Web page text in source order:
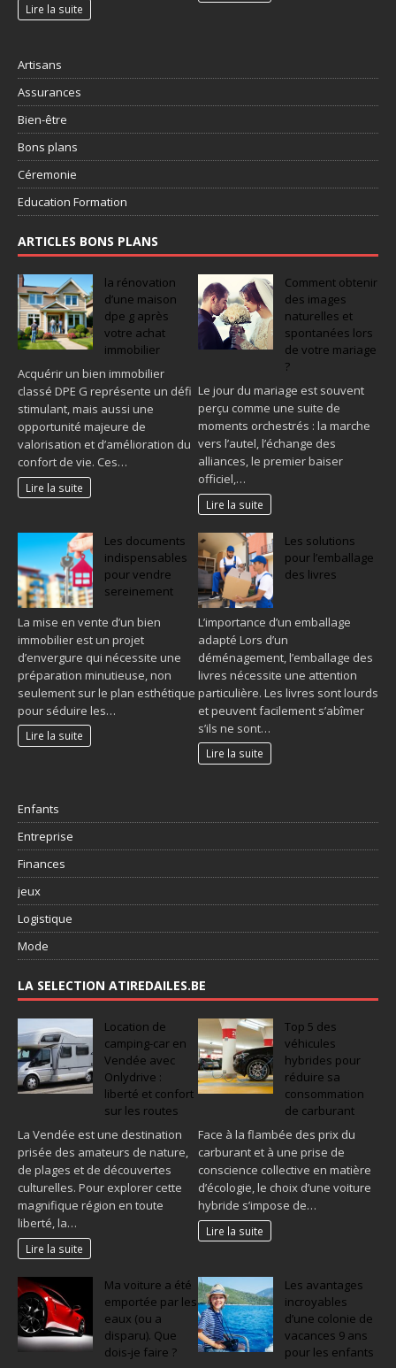
Lire la suite
Artisans
Assurances
Bien-être
Bons plans
Céremonie
Education Formation
ARTICLES BONS PLANS
la rénovation
d’une maison
dpe g après
votre achat
immobilier
Acquérir un bien immobilier
classé DPE G représente un défi
stimulant, mais aussi une
opportunité majeure de
valorisation et d’amélioration du
confort de vie. Ces…
Lire la suite
Comment obtenir
des images
naturelles et
spontanées lors
de votre mariage
?
Le jour du mariage est souvent
perçu comme une suite de
moments orchestrés : la marche
vers l’autel, l’échange des
alliances, le premier baiser
officiel,…
Lire la suite
Les documents
indispensables
pour vendre
sereinement
La mise en vente d’un bien
immobilier est un projet
d’envergure qui nécessite une
préparation minutieuse, non
seulement sur le plan esthétique
pour séduire les…
Lire la suite
Les solutions
pour l’emballage
des livres
L’importance d’un emballage
adapté Lors d’un
déménagement, l’emballage des
livres nécessite une attention
particulière. Les livres sont lourds
et peuvent facilement s’abîmer
s’ils ne sont…
Lire la suite
Enfants
Entreprise
Finances
jeux
Logistique
Mode
LA SELECTION ATIREDAILES.BE
Location de
camping-car en
Vendée avec
Onlydrive :
liberté et confort
sur les routes
La Vendée est une destination
prisée des amateurs de nature,
de plages et de découvertes
culturelles. Pour explorer cette
magnifique région en toute
liberté, la…
Lire la suite
Top 5 des
véhicules
hybrides pour
réduire sa
consommation
de carburant
Face à la flambée des prix du
carburant et à une prise de
conscience collective en matière
d’écologie, le choix d’une voiture
hybride s’impose de…
Lire la suite
Ma voiture a été
emportée par les
eaux (ou a
disparu). Que
dois-je faire ?
Les avantages
incroyables
d’une colonie de
vacances 9 ans
pour les enfants